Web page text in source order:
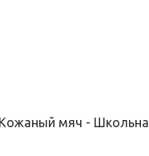
мяч -